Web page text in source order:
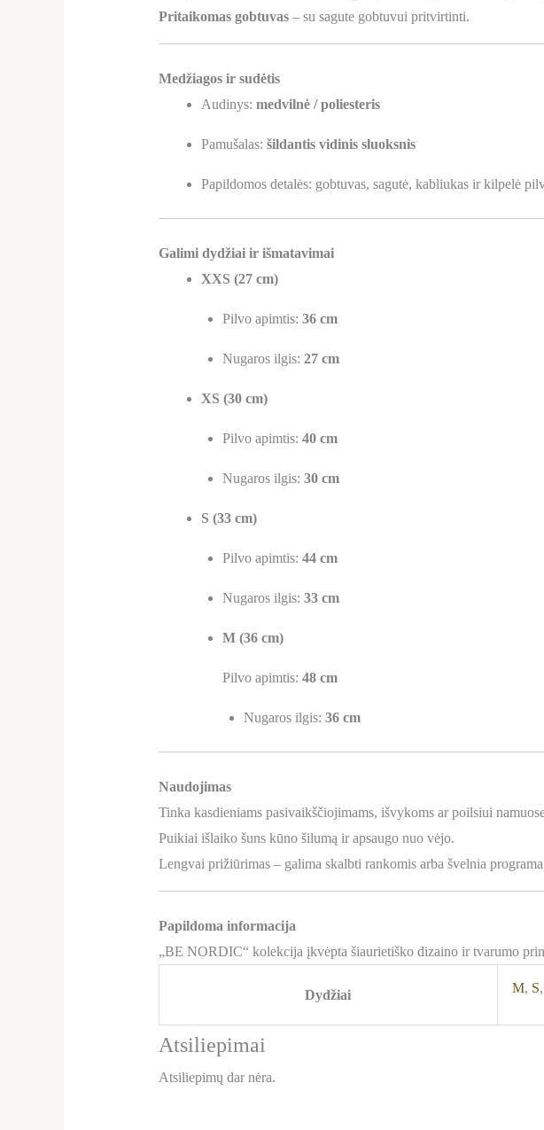
Pritaikomas gobtuvas– su sagute gobtuvui pritvirtinti.
Medžiagos ir sudėtis
Audinys: medvilnė / poliesteris
Pamušalas: šildantis vidinis sluoksnis
Papildomos detalės: gobtuvas, sagutė, kabliukas ir kilpelė
Galimi dydžiai ir išmatavimai
XXS (27 cm)
Pilvo apimtis: 36 cm
Nugaros ilgis: 27 cm
XS (30 cm)
Pilvo apimtis: 40 cm
Nugaros ilgis: 30 cm
S (33 cm)
Pilvo apimtis: 44 cm
Nugaros ilgis: 33 cm
M (36 cm)
Pilvo apimtis: 48 cm
Nugaros ilgis: 36 cm
Naudojimas
Tinka kasdieniams pasivaikščiojimams, išvykoms ar poilsiui
Puikiai išlaiko šuns kūno šilumą ir apsaugo nuo vėjo.
Lengvai prižiūrimas – galima skalbti rankomis arba švelnia
Papildoma informacija
„BE NORDIC“ kolekcija įkvėpta šiaurietiško dizaino ir tvarumo
Dydžiai M, S,
Atsiliepimai
Atsiliepimų dar nėra.